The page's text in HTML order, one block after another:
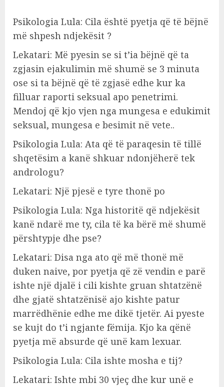
Psikologia Lula: Cila është pyetja që të bëjnë
më shpesh ndjekësit ?
Lekatari: Më pyesin se si t’ia bëjnë që ta
zgjasin ejakulimin më shumë se 3 minuta
ose si ta bëjnë që të zgjasë edhe kur ka
filluar raporti seksual apo penetrimi.
Mendoj që kjo vjen nga mungesa e edukimit
seksual, mungesa e besimit në vete..
Psikologia Lula: Ata që të paraqesin të tillë
shqetësim a kanë shkuar ndonjëherë tek
andrologu?
Lekatari: Një pjesë e tyre thonë po
Psikologia Lula: Nga historitë që ndjekësit
kanë ndarë me ty, cila të ka bërë më shumë
përshtypje dhe pse?
Lekatari: Disa nga ato që më thonë më
duken naive, por pyetja që zë vendin e parë
ishte një djalë i cili kishte gruan shtatzënë
dhe gjatë shtatzënisë ajo kishte patur
marrëdhënie edhe me dikë tjetër. Ai pyeste
se kujt do t’i ngjante fëmija. Kjo ka qënë
pyetja më absurde që unë kam lexuar.
Psikologia Lula: Cila ishte mosha e tij?
Lekatari: Ishte mbi 30 vjeç dhe kur unë e